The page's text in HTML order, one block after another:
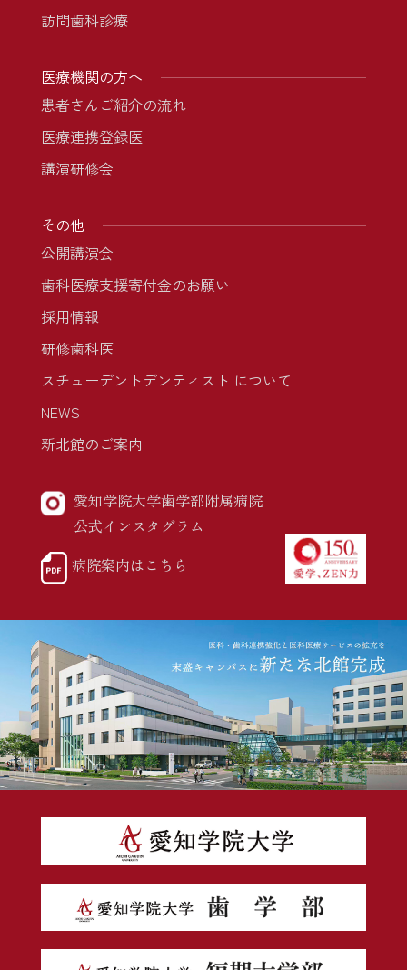
訪問歯科診療
医療機関の方へ
患者さんご紹介の流れ
医療連携登録医
講演研修会
その他
公開講演会
歯科医療支援寄付金のお願い
採用情報
研修歯科医
スチューデントデンティスト について
NEWS
新北館のご案内
愛知学院大学歯学部附属病院
公式インスタグラム
病院案内はこちら